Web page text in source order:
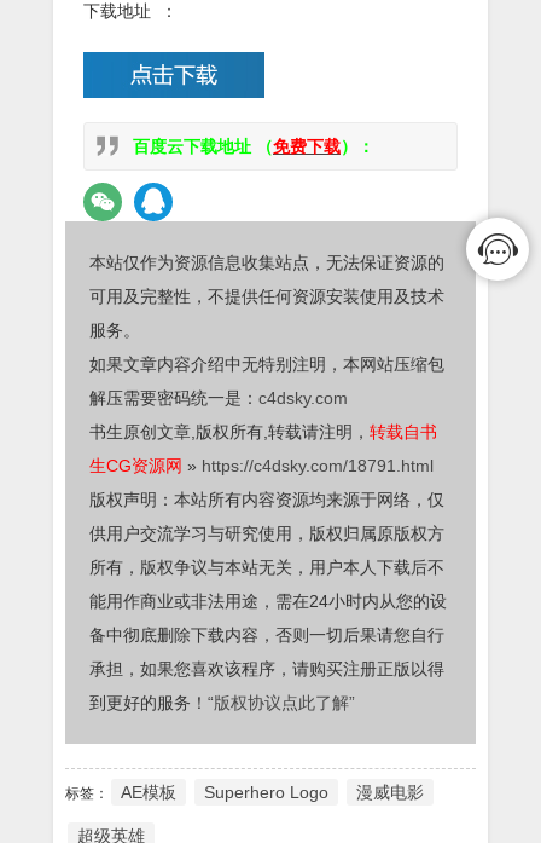
下载地址 ：
百度云下载地址 （免费下载）：
本站仅作为资源信息收集站点，无法保证资源的
可用及完整性，不提供任何资源安装使用及技术
服务。
如果文章内容介绍中无特别注明，本网站压缩包
解压需要密码统一是： c4dsky.com
书生原创文章,版权所有,转载请注明， 转载自书
生CG资源网 » https://c4dsky.com/18791.html
版权声明：本站所有内容资源均来源于网络，仅
供用户交流学习与研究使用，版权归属原版权方
所有，版权争议与本站无关，用户本人下载后不
能用作商业或非法用途，需在24小时内从您的设
备中彻底删除下载内容，否则一切后果请您自行
承担，如果您喜欢该程序，请购买注册正版以得
到更好的服务！ “版权协议点此了解”
标签： AE模板 Superhero Logo 漫威电影
超级英雄